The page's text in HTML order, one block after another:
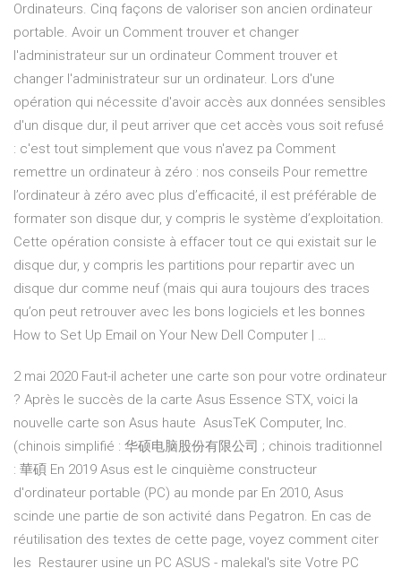
Ordinateurs. Cinq façons de valoriser son ancien ordinateur
portable. Avoir un Comment trouver et changer
l'administrateur sur un ordinateur Comment trouver et
changer l'administrateur sur un ordinateur. Lors d'une
opération qui nécessite d'avoir accès aux données sensibles
d'un disque dur, il peut arriver que cet accès vous soit refusé
: c'est tout simplement que vous n'avez pa Comment
remettre un ordinateur à zéro : nos conseils Pour remettre
l’ordinateur à zéro avec plus d’efficacité, il est préférable de
formater son disque dur, y compris le système d’exploitation.
Cette opération consiste à effacer tout ce qui existait sur le
disque dur, y compris les partitions pour repartir avec un
disque dur comme neuf (mais qui aura toujours des traces
qu’on peut retrouver avec les bons logiciels et les bonnes
How to Set Up Email on Your New Dell Computer | …
2 mai 2020 Faut-il acheter une carte son pour votre ordinateur
? Après le succès de la carte Asus Essence STX, voici la
nouvelle carte son Asus haute AsusTeK Computer, Inc.
(chinois simplifié : 华硕电脑股份有限公司 ; chinois traditionnel
: 華碩 En 2019 Asus est le cinquième constructeur
d'ordinateur portable (PC) au monde par En 2010, Asus
scinde une partie de son activité dans Pegatron. En cas de
réutilisation des textes de cette page, voyez comment citer
les Restaurer usine un PC ASUS - malekal's site Votre PC